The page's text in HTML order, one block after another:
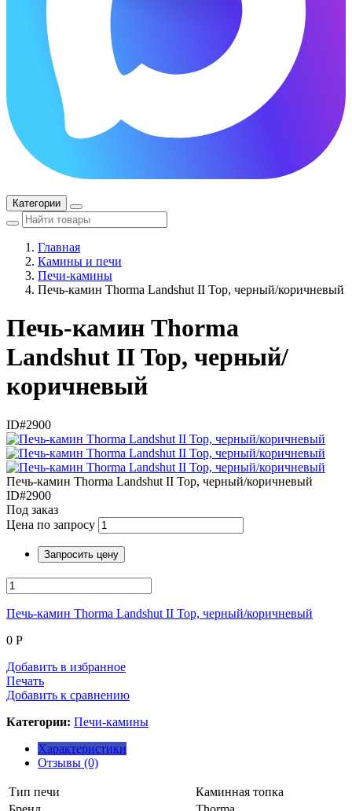
Категории
Главная
Камины и печи
Печи-камины
Печь-камин Thorma Landshut II Top, черный/коричневый
Печь-камин Thorma
Landshut II Top, черный/
коричневый
ID#2900
Печь-камин Thorma Landshut II Top, черный/коричневый
ID#2900
Под заказ
Цена по запросу
Запросить цену
Печь-камин Thorma Landshut II Top, черный/коричневый
0 Р
Добавить в избранное
Печать
Добавить к сравнению
Категории: Печи-камины
Характеристики
Отзывы (0)
Тип печи
Каминная топка